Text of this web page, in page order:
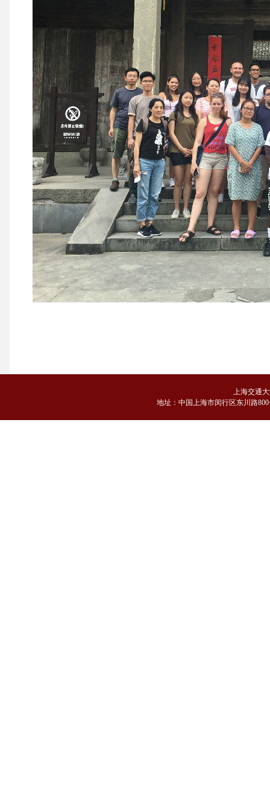
上海交通
地址：中国上海市闵行区东川路